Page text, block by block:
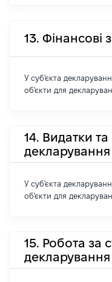
13. Фінансові
У суб'єкта
об'єкти для
14. Видатки
декларування
У суб'єкта
об'єкти для
15. Робота за
декларування